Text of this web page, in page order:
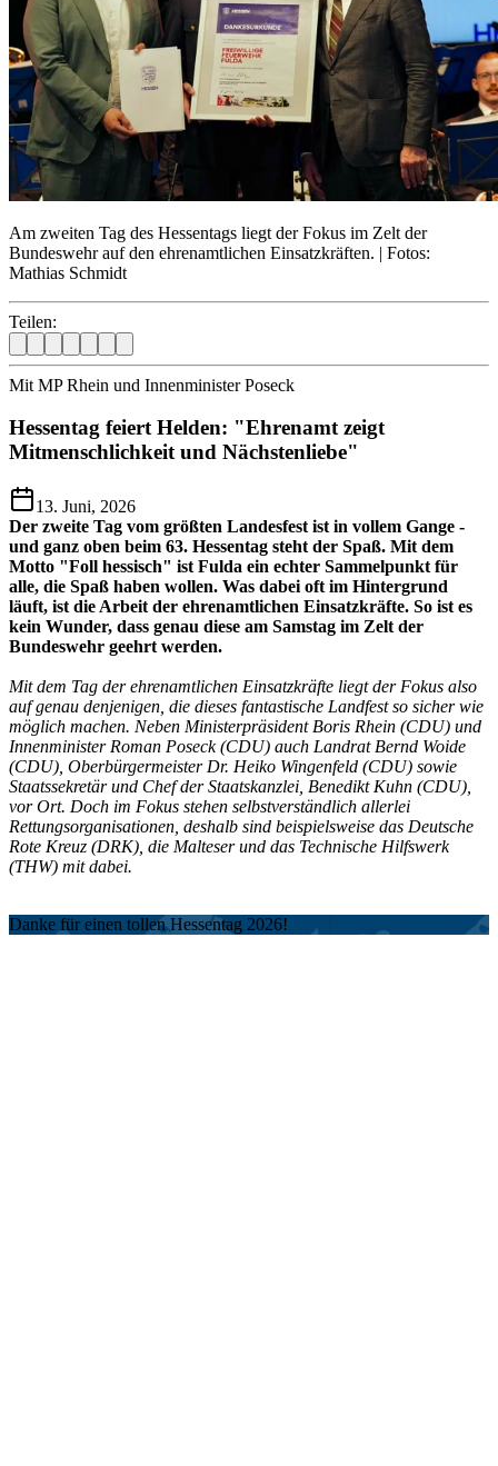
Am zweiten Tag des Hessentags liegt der Fokus im Zelt der
Bundeswehr auf den ehrenamtlichen Einsatzkräften. | Fotos:
Mathias Schmidt
Teilen:
Mit MP Rhein und Innenminister Poseck
Hessentag feiert Helden: "Ehrenamt zeigt
Mitmenschlichkeit und Nächstenliebe"
13. Juni, 2026
Der zweite Tag vom größten Landesfest ist in vollem Gange -
und ganz oben beim 63. Hessentag steht der Spaß. Mit dem
Motto "Foll hessisch" ist Fulda ein echter Sammelpunkt für
alle, die Spaß haben wollen. Was dabei oft im Hintergrund
läuft, ist die Arbeit der ehrenamtlichen Einsatzkräfte. So ist es
kein Wunder, dass genau diese am Samstag im Zelt der
Bundeswehr geehrt werden.
Mit dem Tag der ehrenamtlichen Einsatzkräfte liegt der Fokus also
auf genau denjenigen, die dieses fantastische Landfest so sicher wie
möglich machen. Neben Ministerpräsident Boris Rhein (CDU) und
Innenminister Roman Poseck (CDU) auch Landrat Bernd Woide
(CDU), Oberbürgermeister Dr. Heiko Wingenfeld (CDU) sowie
Staatssekretär und Chef der Staatskanzlei, Benedikt Kuhn (CDU),
vor Ort. Doch im Fokus stehen selbstverständlich allerlei
Rettungsorganisationen, deshalb sind beispielsweise das Deutsche
Rote Kreuz (DRK), die Malteser und das Technische Hilfswerk
(THW) mit dabei.
Danke für einen tollen Hessentag 2026!